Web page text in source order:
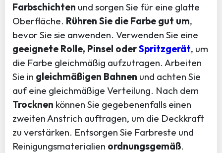
Farbschichten und sorgen Sie für eine glatte
Oberfläche. Rühren Sie die Farbe gut um,
bevor Sie sie anwenden. Verwenden Sie eine
geeignete Rolle, Pinsel oderSpritzgerät, um
die Farbe gleichmäßig aufzutragen. Arbeiten
Sie in gleichmäßigen Bahnen und achten Sie
auf eine gleichmäßige Verteilung. Nach dem
Trocknen können Sie gegebenenfalls einen
zweiten Anstrich auftragen, um die Deckkraft
zu verstärken. Entsorgen Sie Farbreste und
Reinigungsmaterialien ordnungsgemäß.